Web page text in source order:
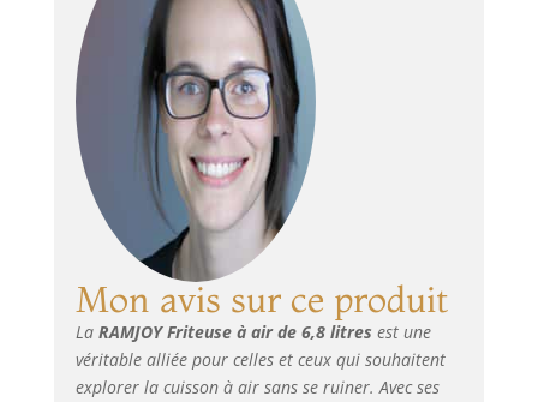
déshydratation.
Mon avis sur ce produit
La RAMJOY Friteuse à air de 6,8 litres est une
véritable alliée pour celles et ceux qui souhaitent
explorer la cuisson à air sans se ruiner. Avec ses